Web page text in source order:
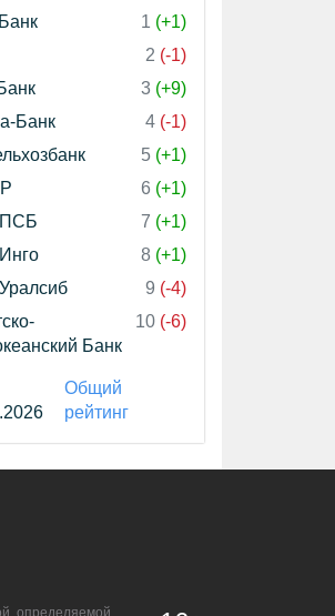
1 (+1)
2 (-1)
3 (+9)
Банк
4 (-1)
5 (+1)
6 (+1)
ПСБ
7 (+1)
8 (+1)
9 (-4)
Банк
10 (-6)
Общий
рейтинг
определяемой